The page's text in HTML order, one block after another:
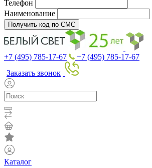
Телефон
Наименование
Получить код по СМС
+7 (495) 785-17-67
+7 (495) 785-17-67
Заказать звонок
Каталог